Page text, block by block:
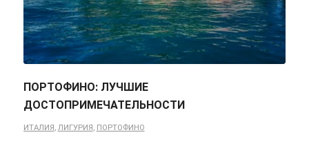
ПОРТОФИНО: ЛУЧШИЕ
ДОСТОПРИМЕЧАТЕЛЬНОСТИ
ИТАЛИЯ ЛИГУРИЯ ПОРТОФИНО